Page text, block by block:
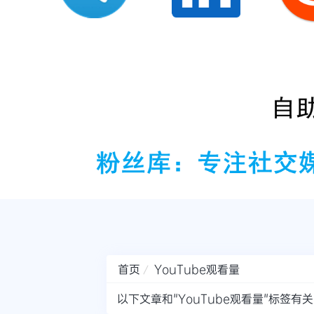
首页
YouTube观看量
以下文章和"YouTube观看量"标签有